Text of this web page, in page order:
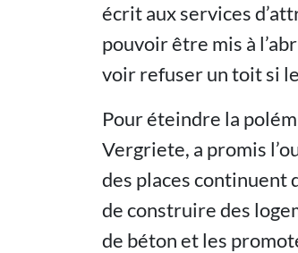
écrit aux services
pouvoir être mis à
voir refuser un toit si
Pour éteindre la
Vergriete, a promis
des places continuent
de construire des
de béton et les